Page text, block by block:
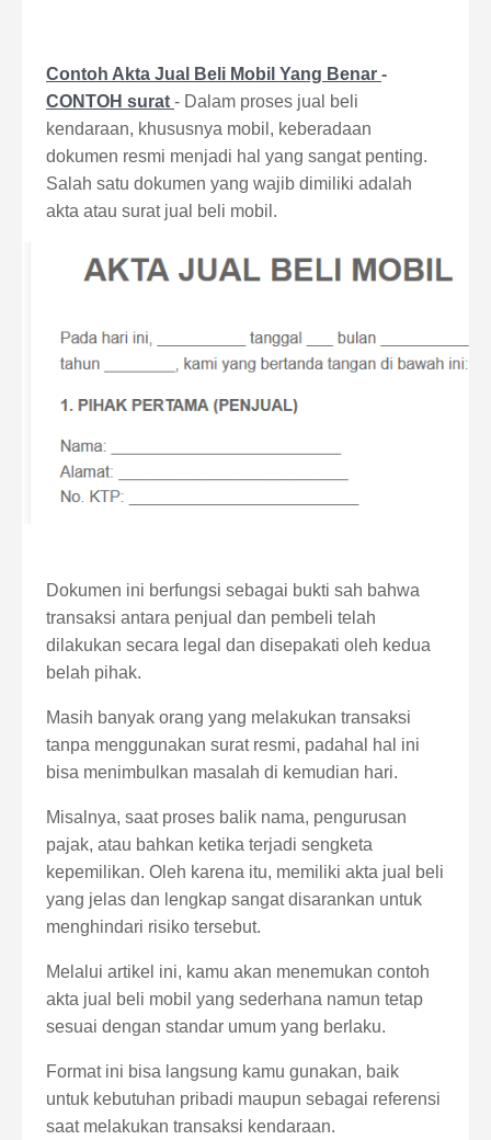
Contoh Akta Jual Beli Mobil Yang Benar -
CONTOH surat - Dalam proses jual beli
kendaraan, khususnya mobil, keberadaan
dokumen resmi menjadi hal yang sangat penting.
Salah satu dokumen yang wajib dimiliki adalah
akta atau surat jual beli mobil.
Dokumen ini berfungsi sebagai bukti sah bahwa
transaksi antara penjual dan pembeli telah
dilakukan secara legal dan disepakati oleh kedua
belah pihak.
Masih banyak orang yang melakukan transaksi
tanpa menggunakan surat resmi, padahal hal ini
bisa menimbulkan masalah di kemudian hari.
Misalnya, saat proses balik nama, pengurusan
pajak, atau bahkan ketika terjadi sengketa
kepemilikan. Oleh karena itu, memiliki akta jual beli
yang jelas dan lengkap sangat disarankan untuk
menghindari risiko tersebut.
Melalui artikel ini, kamu akan menemukan contoh
akta jual beli mobil yang sederhana namun tetap
sesuai dengan standar umum yang berlaku.
Format ini bisa langsung kamu gunakan, baik
untuk kebutuhan pribadi maupun sebagai referensi
saat melakukan transaksi kendaraan.